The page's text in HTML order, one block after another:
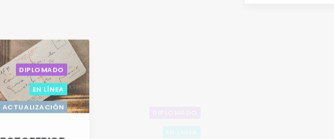
DIPLOMADO
EN LÍNEA
ACTUALIZACIÓN
CON OPCIÓN A
TITULACIÓN